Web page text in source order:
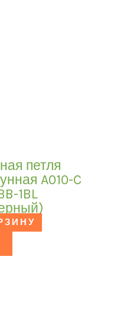
петля
A010-C
1BL